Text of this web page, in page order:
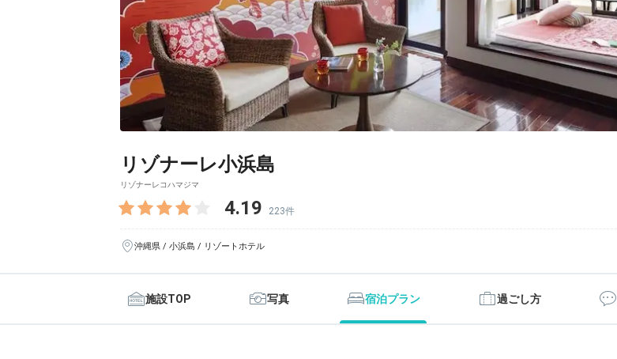
リゾナーレ小浜島
リゾナーレコハマジマ
4.19 223件
沖縄県 / 小浜島 / リゾートホテル
施設TOP 写真 宿泊プラン 過ごし方